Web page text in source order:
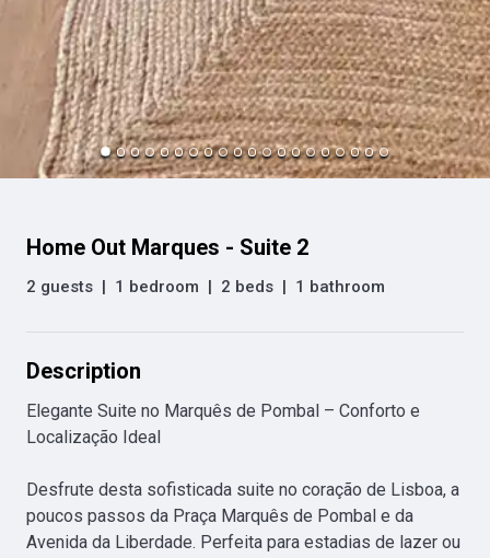
Home Out Marques - Suite 2
2 guests | 1 bedroom | 2 beds | 1 bathroom
Description
Elegante Suite no Marquês de Pombal – Conforto e
Localização Ideal
Desfrute desta sofisticada suite no coração de Lisboa, a
poucos passos da Praça Marquês de Pombal e da
Avenida da Liberdade. Perfeita para estadias de lazer ou